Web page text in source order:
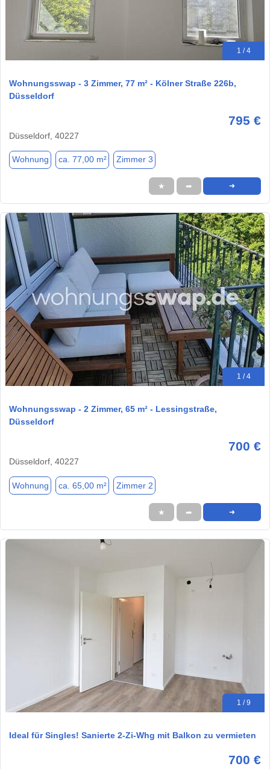
1 / 4
Wohnungsswap - 3 Zimmer, 77 m² - Kölner Straße 226b,
Düsseldorf
795 €
Düsseldorf, 40227
Wohnung ca. 77,00 m² Zimmer 3
★ ➦ ➜
1 / 4
Wohnungsswap - 2 Zimmer, 65 m² - Lessingstraße,
Düsseldorf
700 €
Düsseldorf, 40227
Wohnung ca. 65,00 m² Zimmer 2
★ ➦ ➜
1 / 9
Ideal für Singles! Sanierte 2-Zi-Whg mit Balkon zu vermieten
700 €